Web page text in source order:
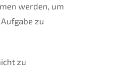
werden, um
zu
zu